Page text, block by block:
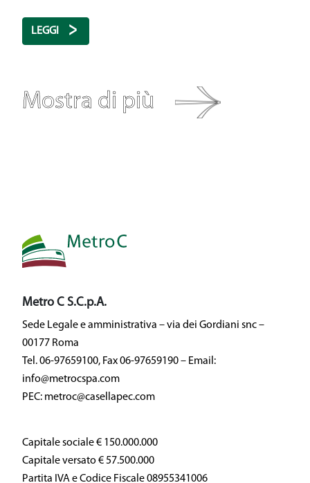
LEGGI
Mostra di più
Metro C S.C.p.A.
Sede Legale e amministrativa – via dei Gordiani snc –
00177 Roma
Tel. 06-97659100, Fax 06-97659190 – Email:
info@metrocspa.com
PEC: metroc@casellapec.com
Capitale sociale € 150.000.000
Capitale versato € 57.500.000
Partita IVA e Codice Fiscale 08955341006